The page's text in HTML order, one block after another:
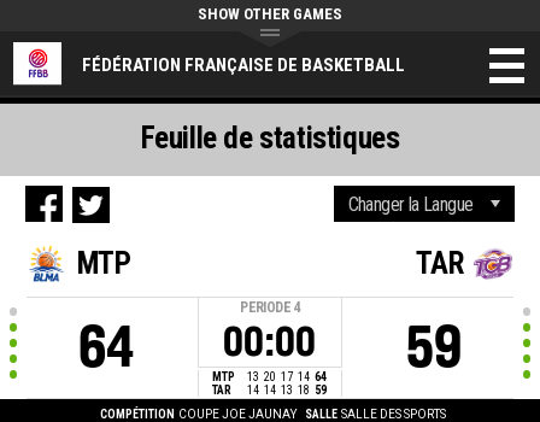
FÉDÉRATION FRANÇAISE DE BASKETBALL
SHOW OTHER GAMES
MTP
64
PERIODE 4
00:00
MTP 13 20 17 14 64
TAR
14 14 13 18 59
TAR
59
COMPÉTITION COUPE JOE JAUNAY SALLE SALLE DES SPORTS
Feuille de statistiques